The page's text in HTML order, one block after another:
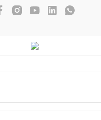
bear IN VITRO
TL